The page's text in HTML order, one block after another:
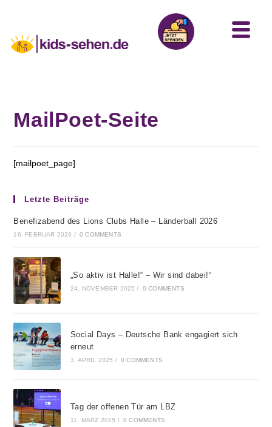
MailPoet-Seite
[mailpoet_page]
Letzte Beiträge
Benefizabend des Lions Clubs Halle – Länderball 2026
16. FEBRUAR 2026 / 0 COMMENTS
„So aktiv ist Halle!“ – Wir sind dabei!“
24. NOVEMBER 2025 / 0 COMMENTS
Social Days – Deutsche Bank engagiert sich
erneut
3. APRIL 2025 / 0 COMMENTS
Tag der offenen Tür am LBZ
11. MÄRZ 2025 / 0 COMMENTS